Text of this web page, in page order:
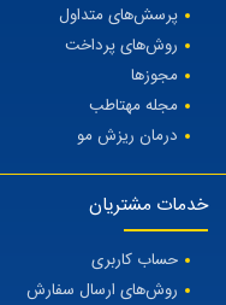
پرسش‌های متداول
روش‌های پرداخت
مجوزها
مجله مهتاطب
درمان ریزش مو
خدمات مشتریان
حساب کاربری
روش‌های ارسال سفارش